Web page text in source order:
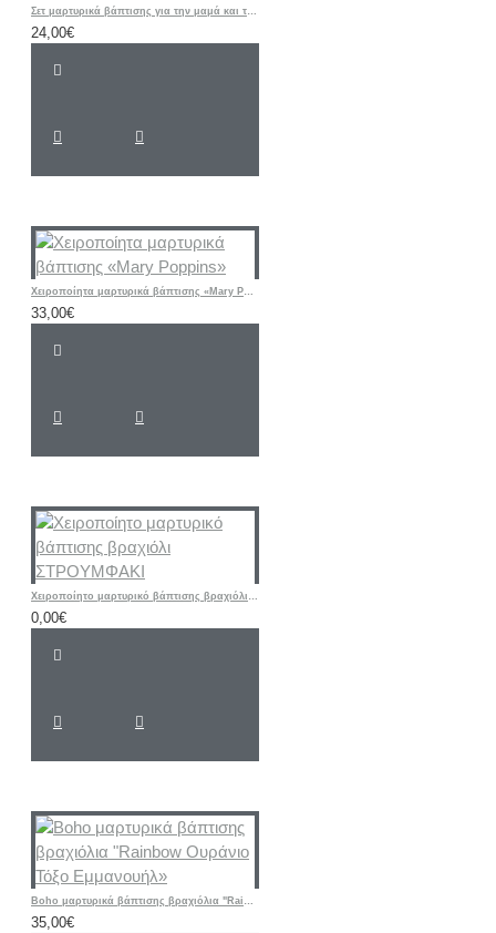
Σετ μαρτυρικά βάπτισης για την μαμά και την νονά
24,00€
Χειροποίητα μαρτυρικά βάπτισης «Mary Poppins»
33,00€
Χειροποίητο μαρτυρικό βάπτισης βραχιόλι ΣΤΡΟΥΜΦΑΚΙ
0,00€
Boho μαρτυρικά βάπτισης βραχιόλια "Rainbow Ουράνιο Τόξο Εμμανουήλ»
35,00€